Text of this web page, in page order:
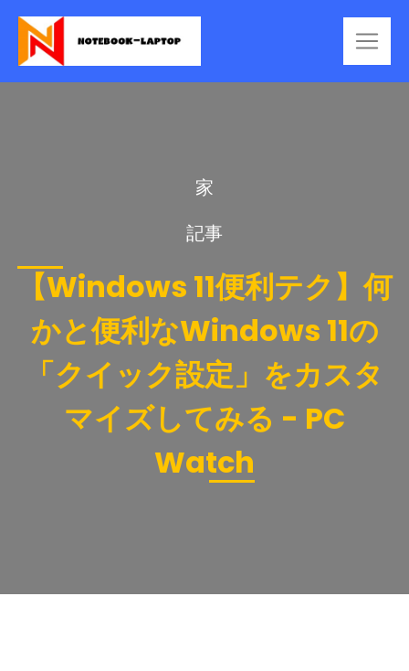
家
記事
【Windows 11便利テク】何
かと便利なWindows 11の
「クイック設定」をカスタ
マイズしてみる - PC
Watch